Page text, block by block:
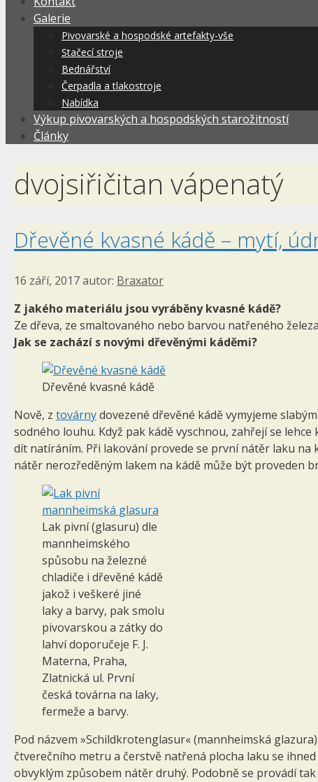
Galerie
Pivovarské a hospodské artefakty-vše
Stačecí stroje
Bednářství
Čerpadla a tlakostroje
Nabídka
Výkup pivovarských a hospodských starožitností
Články
dvojsiřičitan vápenatý
Dřevěné kvasné kádě – mytí,
16 září, 2017autor: Braxator
Z jakého materiálu jsou vyráběny kvasné kádě?
Ze dřeva, ze smaltovaného nebo barvou natřeného
Jak se zachází s novými dřevěnými káděmi?
Dřevěné kvasné kádě
Nově, z továrnydovezené dřevěné kádě vymyjeme
sodného louhu. Když pak kádě vyschnou, zahřejí se
dít natíráním. Při lakování provede se první nátěr laku na
nátěr nerozředěným lakem na kádě může být proveden
Lak pivní (glasuru) dle
mannheimského
spůsobu na železné
chladiče i dřevěné kádě
jakož i veškeré jiné
laky a barvy, pak smolu
pivovarskou a zátky do
lahví doporučeje F. J.
Materna, Praha,
Zlatnická ul. První
česká továrna na laky,
fermeže a barvy.
Pod názvem »Schildkrotenglasur« (mannheimská glazura)
čtverečního metru a čerstvě natřená plocha laku se
obvyklým způsobem nátěr druhý. Podobně se provádí